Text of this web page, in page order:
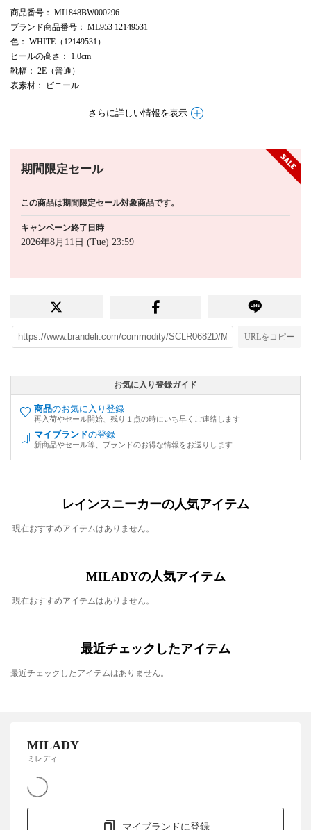
商品番号 ： MI1848BW000296
ブランド商品番号 ： ML953 12149531
色 ： WHITE（12149531）
ヒールの高さ ： 1.0cm
靴幅 ： 2E（普通）
表素材 ： ビニール
さらに詳しい情報を表示
期間限定セール
この商品は期間限定セール対象商品です。
キャンペーン終了日時
2026年8月11日 (Tue) 23:59
URLをコピー
お気に入り登録ガイド
商品のお気に入り登録
再入荷やセール開始、残り１点の時にいち早くご連絡します
マイブランドの登録
新商品やセール等、ブランドのお得な情報をお送りします
レインスニーカーの人気アイテム
現在おすすめアイテムはありません。
MILADYの人気アイテム
現在おすすめアイテムはありません。
最近チェックしたアイテム
最近チェックしたアイテムはありません。
MILADY
ミレディ
マイブランドに登録